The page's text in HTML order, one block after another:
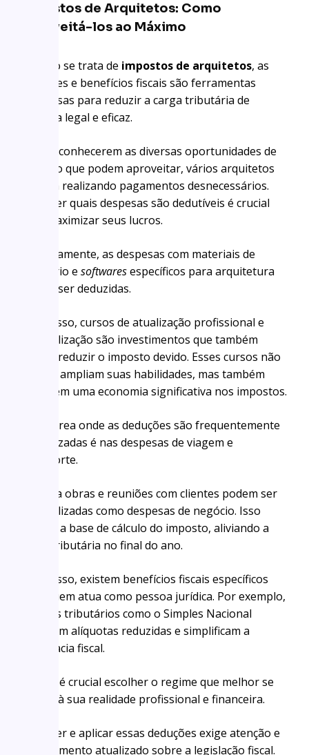
Impostos de Arquitetos: Como
Aproveitá-los ao Máximo
Quando se trata de impostos de arquitetos, as
deduções e benefícios fiscais são ferramentas
poderosas para reduzir a carga tributária de
maneira legal e eficaz.
Por desconhecerem as diversas oportunidades de
dedução que podem aproveitar, vários arquitetos
acabam realizando pagamentos desnecessários.
Entender quais despesas são dedutíveis é crucial
para maximizar seus lucros.
Primeiramente, as despesas com materiais de
escritório e softwaresespecíficos para arquitetura
podem ser deduzidas.
Além disso, cursos de atualização profissional e
especialização são investimentos que também
podem reduzir o imposto devido. Esses cursos não
apenas ampliam suas habilidades, mas também
permitem uma economia significativa nos impostos.
Outra área onde as deduções são frequentemente
subutilizadas é nas despesas de viagem e
transporte.
Visitas a obras e reuniões com clientes podem ser
contabilizadas como despesas de negócio. Isso
diminui a base de cálculo do imposto, aliviando a
carga tributária no final do ano.
Além disso, existem benefícios fiscais específicos
para quem atua como pessoa jurídica. Por exemplo,
regimes tributários como o Simples Nacional
oferecem alíquotas reduzidas e simplificam a
burocracia fiscal.
Porém, é crucial escolher o regime que melhor se
adapta à sua realidade profissional e financeira.
Entender e aplicar essas deduções exige atenção e
conhecimento atualizado sobre a legislação fiscal.